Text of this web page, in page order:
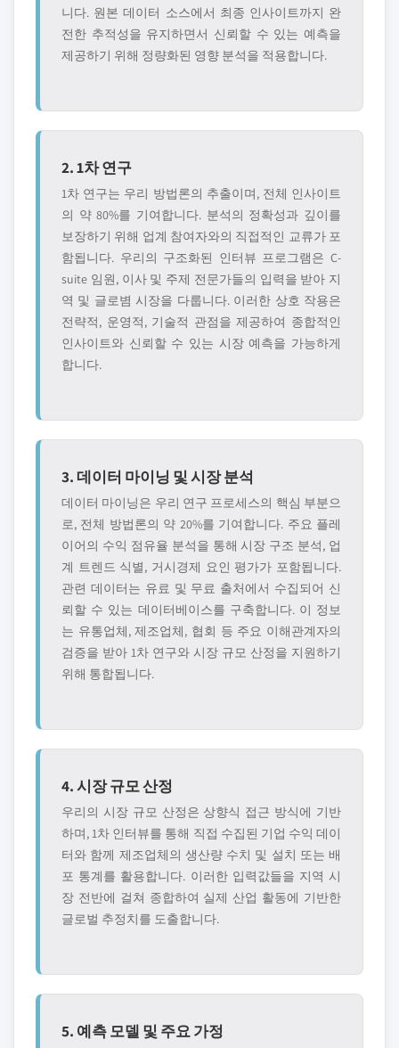
니다. 원본 데이터 소스에서 최종 인사이트까지 완
전한 추적성을 유지하면서 신뢰할 수 있는 예측을
제공하기 위해 정량화된 영향 분석을 적용합니다.
2. 1차 연구
1차 연구는 우리 방법론의 추출이며, 전체 인사이트
의 약 80%를 기여합니다. 분석의 정확성과 깊이를
보장하기 위해 업계 참여자와의 직접적인 교류가 포
함됩니다. 우리의 구조화된 인터뷰 프로그램은 C-
suite 임원, 이사 및 주제 전문가들의 입력을 받아 지
역 및 글로볌 시장을 다룹니다. 이러한 상호 작용은
전략적, 운영적, 기술적 관점을 제공하여 종합적인
인사이트와 신뢰할 수 있는 시장 예측을 가능하게
합니다.
3. 데이터 마이닝 및 시장 분석
데이터 마이닝은 우리 연구 프로세스의 핵심 부분으
로, 전체 방법론의 약 20%를 기여합니다. 주요 플레
이어의 수익 점유율 분석을 통해 시장 구조 분석, 업
계 트렌드 식별, 거시경제 요인 평가가 포함됩니다.
관련 데이터는 유료 및 무료 출처에서 수집되어 신
뢰할 수 있는 데이터베이스를 구축합니다. 이 정보
는 유통업체, 제조업체, 협회 등 주요 이해관계자의
검증을 받아 1차 연구와 시장 규모 산정을 지원하기
위해 통합됩니다.
4. 시장 규모 산정
우리의 시장 규모 산정은 상향식 접근 방식에 기반
하며, 1차 인터뷰를 통해 직접 수집된 기업 수익 데이
터와 함께 제조업체의 생산량 수치 및 설치 또는 배
포 통계를 활용합니다. 이러한 입력값들을 지역 시
장 전반에 걸쳐 종합하여 실제 산업 활동에 기반한
글로벌 추정치를 도출합니다.
5. 예측 모델 및 주요 가정